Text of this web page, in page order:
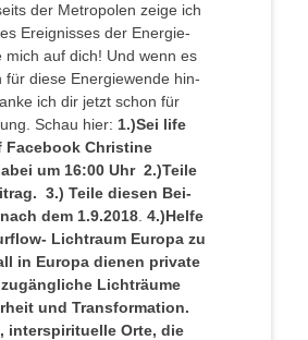
der Metro­po­len zei­ge ich
Ereig­nis­ses der Ener­gie­
mich auf dich! Und wenn es
für die­se Ener­gie­wen­de hin­
ich dir jetzt schon für
Schau hier: 1.)Sei life
Face­book Chris­ti­ne
um 16:00 Uhr 2.)Teile
3.) Tei­le die­sen Bei­
dem 1.9.2018. 4.)Helfe
Licht­raum Euro­pa zu
in Euro­pa die­nen pri­va­te
Licht­räu­me
und Trans­for­ma­ti­on.
inter­spi­ri­tu­el­le Orte, die